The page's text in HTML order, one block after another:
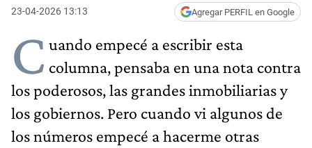
23-04-2026 13:13 Agregar PERFIL en Google
C uando empecé a escribir esta
columna, pensaba en una nota contra
los poderosos, las grandes inmobiliarias y
los gobiernos. Pero cuando vi algunos de
los números empecé a hacerme otras